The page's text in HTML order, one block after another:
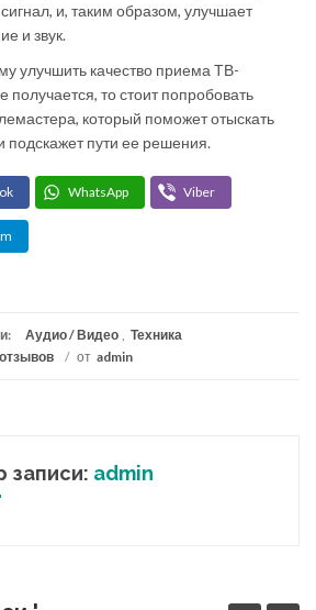
и, таким образом, улучшает
и звук.
улучшить качество приема ТВ-
получается, то стоит попробовать
который поможет отыскать
подскажет пути ее решения.
WhatsApp Viber
Аудио / Видео , Техника
/ от admin
записи: admin